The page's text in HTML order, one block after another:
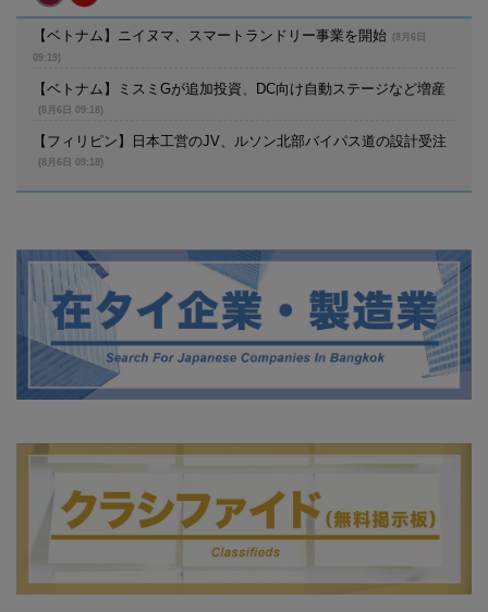
【ベトナム】ニイヌマ、スマートランドリー事業を開始
(8月6日
09:19)
【ベトナム】ミスミGが追加投資、DC向け自動ステージなど増産
(8月6日 09:18)
【フィリピン】日本工営のJV、ルソン北部バイパス道の設計受注
(8月6日 09:18)